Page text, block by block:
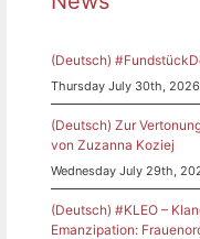
(Deutsch)
Thursday July 30th, 2026
(Deutsch) Zur
von Zuzanna Koziej
Wednesday July 29th,
(Deutsch) #KLEO –
Emanzipation: